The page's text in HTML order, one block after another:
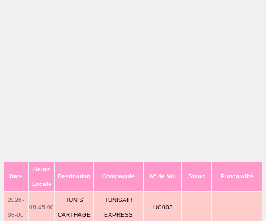
Date
Heure
Locale
Destination Compagnie N° de Vol Statut Ponctualité
2026-
08-06
08:45:00
TUNIS
CARTHAGE
TUNISAIR
EXPRESS
UG003